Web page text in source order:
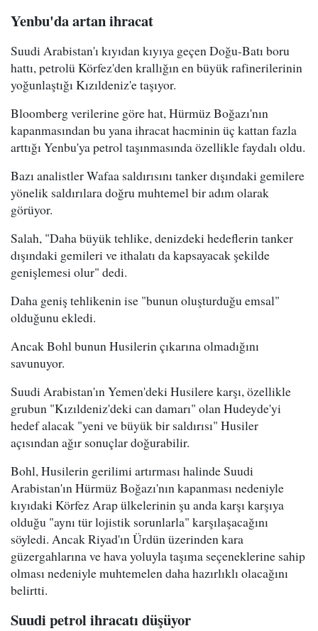
Yenbu'da artan ihracat
Suudi Arabistan'ı kıyıdan kıyıya geçen Doğu-Batı boru
hattı, petrolü Körfez'den krallığın en büyük rafinerilerinin
yoğunlaştığı Kızıldeniz'e taşıyor.
Bloomberg verilerine göre hat, Hürmüz Boğazı'nın
kapanmasından bu yana ihracat hacminin üç kattan fazla
arttığı Yenbu'ya petrol taşınmasında özellikle faydalı oldu.
Bazı analistler Wafaa saldırısını tanker dışındaki gemilere
yönelik saldırılara doğru muhtemel bir adım olarak
görüyor.
Salah, "Daha büyük tehlike, denizdeki hedeflerin tanker
dışındaki gemileri ve ithalatı da kapsayacak şekilde
genişlemesi olur" dedi.
Daha geniş tehlikenin ise "bunun oluşturduğu emsal"
olduğunu ekledi.
Ancak Bohl bunun Husilerin çıkarına olmadığını
savunuyor.
Suudi Arabistan'ın Yemen'deki Husilere karşı, özellikle
grubun "Kızıldeniz'deki can damarı" olan Hudeyde'yi
hedef alacak "yeni ve büyük bir saldırısı" Husiler
açısından ağır sonuçlar doğurabilir.
Bohl, Husilerin gerilimi artırması halinde Suudi
Arabistan'ın Hürmüz Boğazı'nın kapanması nedeniyle
kıyıdaki Körfez Arap ülkelerinin şu anda karşı karşıya
olduğu "aynı tür lojistik sorunlarla" karşılaşacağını
söyledi. Ancak Riyad'ın Ürdün üzerinden kara
güzergahlarına ve hava yoluyla taşıma seçeneklerine sahip
olması nedeniyle muhtemelen daha hazırlıklı olacağını
belirtti.
Suudi petrol ihracatı düşüyor